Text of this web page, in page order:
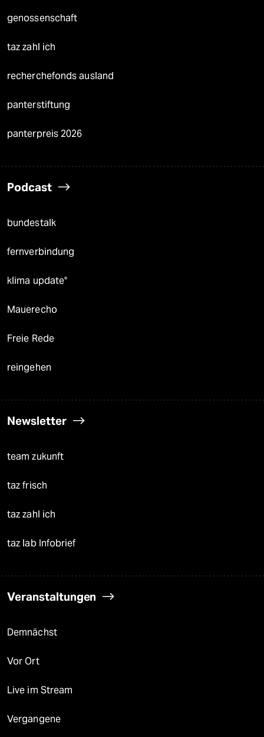
genossenschaft
taz zahl ich
recherchefonds ausland
panterstiftung
panterpreis 2026
Podcast
bundestalk
fernverbindung
klima update°
Mauerecho
Freie Rede
reingehen
Newsletter
team zukunft
taz frisch
taz zahl ich
taz lab Infobrief
Veranstaltungen
Demnächst
Vor Ort
Live im Stream
Vergangene